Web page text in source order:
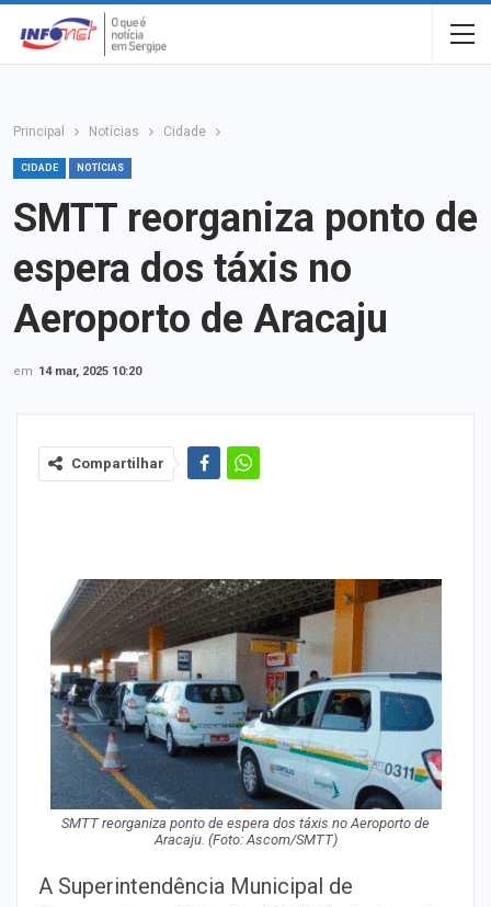
Principal Notícias Cidade
CIDADE NOTÍCIAS
SMTT reorganiza ponto de
espera dos táxis no
Aeroporto de Aracaju
em 14 mar, 2025 10:20
Compartilhar
SMTT reorganiza ponto de espera dos táxis no Aeroporto de
Aracaju. (Foto: Ascom/SMTT)
A Superintendência Municipal de